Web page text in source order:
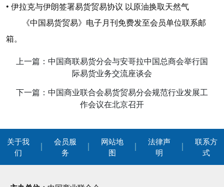
• 伊拉克与伊朗签署易货贸易协议 以原油换取天然气
《中国易货贸易》电子月刊免费发至会员单位联系邮
箱。
上一篇：中国商联易货分会与安哥拉中国总商会举行国
际易货业务交流座谈会
下一篇：中国商业联合会易货贸易分会规范行业发展工
作会议在北京召开
关于我
们
会员服
务
网站地
图
法律声
明
联系方
式